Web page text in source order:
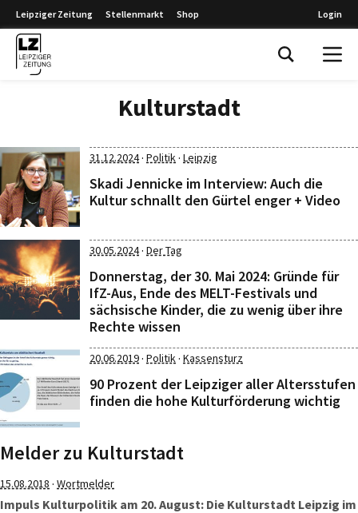
Leipziger Zeitung Stellenmarkt Shop Login
Kulturstadt
31.12.2024· Politik· Leipzig
Skadi Jennicke im Interview: Auch die
Kultur schnallt den Gürtel enger + Video
30.05.2024· Der Tag
Donnerstag, der 30. Mai 2024: Gründe für
IfZ-Aus, Ende des MELT-Festivals und
sächsische Kinder, die zu wenig über ihre
Rechte wissen
20.06.2019· Politik· Kassensturz
90 Prozent der Leipziger aller Altersstufen
finden die hohe Kulturförderung wichtig
Melder zu Kulturstadt
15.08.2018 · Wortmelder
Impuls Kulturpolitik am 20. August: Die Kulturstadt Leipzig im